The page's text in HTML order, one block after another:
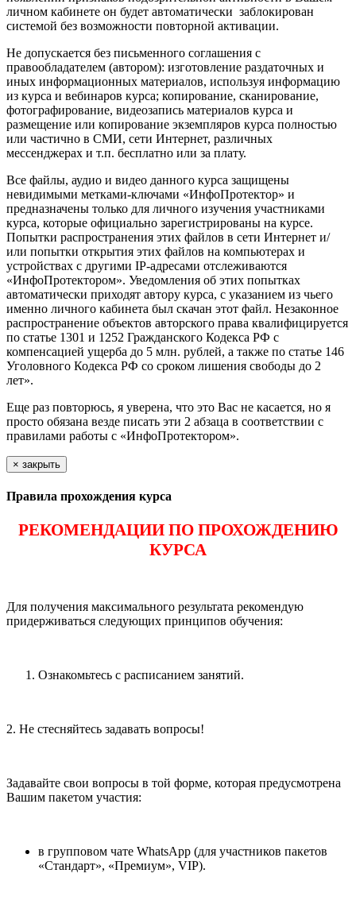
личном кабинете он будет автоматически заблокирован
системой без возможности повторной активации.
Не допускается без письменного соглашения с
правообладателем (автором): изготовление раздаточных и
иных информационных материалов, используя информацию
из курса и вебинаров курса; копирование, сканирование,
фотографирование, видеозапись материалов курса и
размещение или копирование экземпляров курса полностью
или частично в СМИ, сети Интернет, различных
мессенджерах и т.п. бесплатно или за плату.
Все файлы, аудио и видео данного курса защищены
невидимыми метками-ключами «ИнфоПротектор» и
предназначены только для личного изучения участниками
курса, которые официально зарегистрированы на курсе.
Попытки распространения этих файлов в сети Интернет и/
или попытки открытия этих файлов на компьютерах и
устройствах с другими IP-адресами отслеживаются
«ИнфоПротектором». Уведомления об этих попытках
автоматически приходят автору курса, с указанием из чьего
именно личного кабинета был скачан этот файл. Незаконное
распространение объектов авторского права квалифицируется
по статье 1301 и 1252 Гражданского Кодекса РФ с
компенсацией ущерба до 5 млн. рублей, а также по статье 146
Уголовного Кодекса РФ со сроком лишения свободы до 2
лет».
Еще раз повторюсь, я уверена, что это Вас не касается, но я
просто обязана везде писать эти 2 абзаца в соответствии с
правилами работы с «ИнфоПротектором».
× закрыть
Правила прохождения курса
РЕКОМЕНДАЦИИ ПО ПРОХОЖДЕНИЮ
КУРСА
Для получения максимального результата рекомендую
придерживаться следующих принципов обучения:
Ознакомьтесь с расписанием занятий.
2. Не стесняйтесь задавать вопросы!
Задавайте свои вопросы в той форме, которая предусмотрена
Вашим пакетом участия:
в групповом чате WhatsApp (для участников пакетов
«Стандарт», «Премиум», VIP).